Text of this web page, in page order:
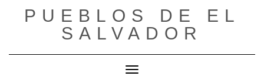
PUEBLOS DE EL
SALVADOR
Cambiar modo de navegación